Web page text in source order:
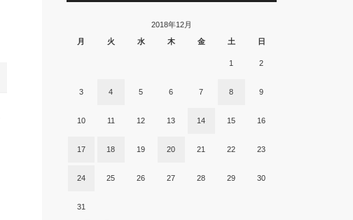
2018年12月
月
火 水 木 金 土 日
1 2
3 4 5 6 7 8 9
10 11 12 13 14 15 16
17 18 19 20 21 22 23
24 25 26 27 28 29 30
31